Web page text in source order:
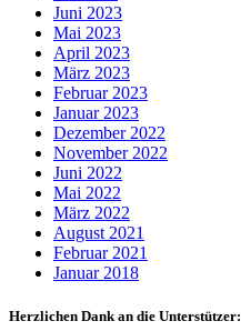
Juni 2023
Mai 2023
April 2023
März 2023
Februar 2023
Januar 2023
Dezember 2022
November 2022
Juni 2022
Mai 2022
März 2022
August 2021
Februar 2021
Januar 2018
Herzlichen Dank an die Unterstützer: